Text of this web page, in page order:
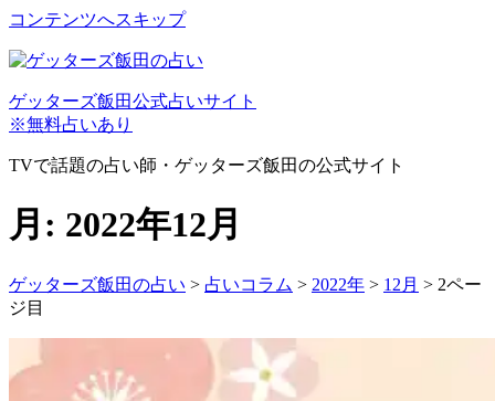
コンテンツへスキップ
ゲッターズ飯田公式占いサイト
※無料占いあり
TVで話題の占い師・ゲッターズ飯田の公式サイト
月: 2022年12月
ゲッターズ飯田の占い > 占いコラム > 2022年 > 12月 > 2ペー
ジ目